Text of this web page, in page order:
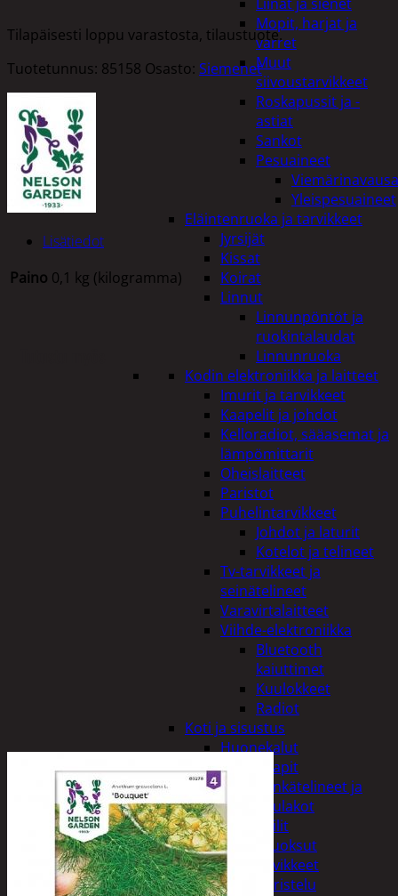
Mopit, harjat ja
varret
Muut
siivoustarvikkeet
Roskapussit ja -
astiat
Sankot
Pesuaineet
Yleispesuaineet
Eläintenruoka ja tarvikkeet
Jyrsijät
Kissat
Koirat
Linnut
Linnunpöntöt ja
ruokintalaudat
Linnunruoka
Kodin elektroniikka ja laitteet
Imurit ja tarvikkeet
Kaapelit ja johdot
Kelloradiot, sääasemat ja
lämpömittarit
Oheislaitteet
Paristot
Puhelintarvikkeet
Johdot ja laturit
Kotelot ja telineet
Tv-tarvikkeet ja
seinätelineet
Varavirtalaitteet
Viihde-elektroniikka
Bluetooth
kaiuttimet
Kuulokkeet
Radiot
Koti ja sisustus
Huonekalut
Kaapit
Kenkätelineet ja
naulakot
Peilit
Huonetuoksut
Juhlatarvikkeet
Koristelu
Tilapäisesti loppu varastosta, tilaustuote.
Tuotetunnus: 85158 Osasto: Siemenet
Lisätiedot
Paino 0,1 kg (kilogramma)